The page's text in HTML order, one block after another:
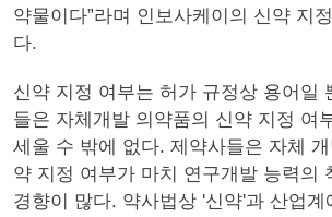
약물이다”라며 인보사케이의 신약 지
다.
신약 지정 여부는 허가 규정상 용어일
들은 자체개발 의약품의 신약 지정 여
세울 수 밖에 없다. 제약사들은 자체
약 지정 여부가 마치 연구개발 능력의
경향이 많다. 약사법상 '신약'과 산업계